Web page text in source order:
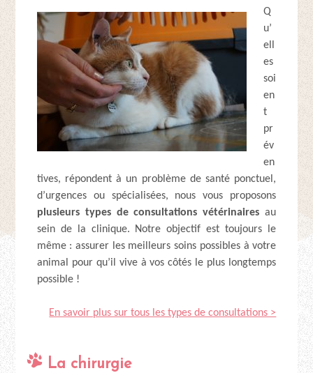
Q
u’
ell
es
soi
en
t
pr
év
en
tives, répondent à un problème de santé ponctuel,
d’urgences ou spécialisées, nous vous proposons
plusieurs types de consultations vétérinaires au
sein de la clinique. Notre objectif est toujours le
même : assurer les meilleurs soins possibles à votre
animal pour qu’il vive à vos côtés le plus longtemps
possible !
En savoir plus sur tous les types de consultations >
La chirurgie